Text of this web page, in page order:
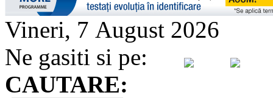
Vineri, 7 August 2026
Ne gasiti si pe:
CAUTARE: